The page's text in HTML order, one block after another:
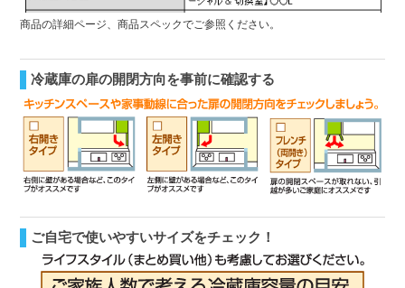
商品の詳細ページ、商品スペックでご参照ください。
冷蔵庫の扉の開閉方向を事前に確認する
ご自宅で使いやすいサイズをチェック！